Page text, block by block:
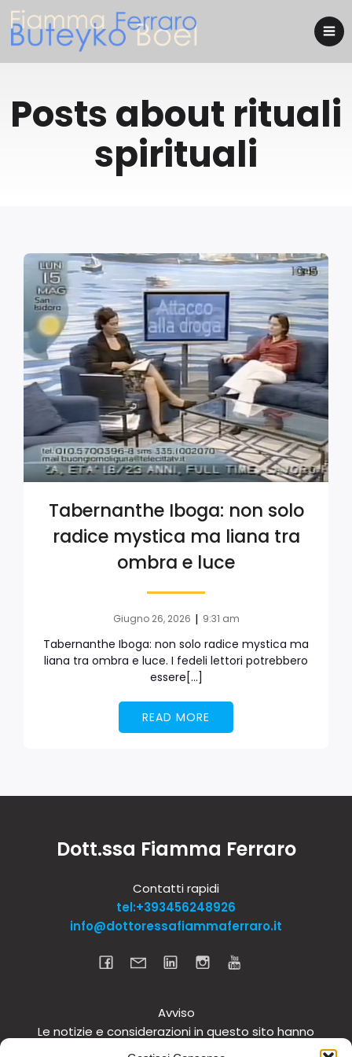
Posts about rituali
spirituali
Tabernanthe Iboga: non solo
radice mystica ma liana tra
ombra e luce
Giugno 26, 2026 | 9:31 am
Tabernanthe Iboga: non solo radice mystica ma
liana tra ombra e luce. I fedeli lettori potrebbero
essere[…]
READ MORE
Dott.ssa Fiamma Ferraro
Contatti rapidi
tel:+393456248926
info@dottoressafiammaferraro.it
Avviso
Le notizie e considerazioni in questo sito hanno
carattere informativo generale e non intendono in